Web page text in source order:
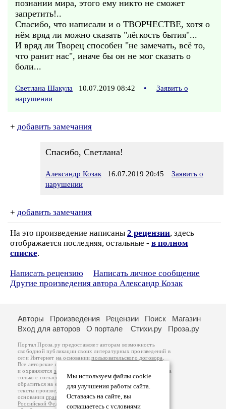
познании мира, этого ему никто не сможет
запретить!..
Спасибо, что написали и о ТВОРЧЕСТВЕ, хотя о
нём вряд ли можно сказать "лёгкость бытия"...
И вряд ли Творец способен "не замечать, всё то,
что ранит нас", иначе бы он не мог сказать о
боли...
Светлана Шакула 10.07.2019 08:42 •
Заявить о
нарушении
+ добавить замечания
Спасибо, Светлана!
Александр Козак 16.07.2019 20:45
Заявить о
нарушении
+ добавить замечания
На это произведение написаны 2 рецензии, здесь
отображается последняя, остальные - в полном
списке.
Написать рецензию
Написать личное сообщение
Другие произведения автора Александр Козак
Мы используем файлы cookie
для улучшения работы сайта.
Оставаясь на сайте, вы
соглашаетесь с условиями
Авторы Произведения Рецензии Поиск
Магазин
Вход для авторов
О портале Стихи.ру Проза.ру
Портал Проза.ру предоставляет авторам возможность
свободной публикации своих литературных произведений в
сети Интернет на основаниипользовательского договора
Все авторские права на произведения принадлежат авторам
и охраняются законом
. Перепечатка произведений возможна
только с согласия его автора, к которому вы можете
обратиться на его авторской странице. Ответственность за
тексты произведений авторы несут самостоятельно на
основанииправил публикацииизаконодательства
Российской Федерации